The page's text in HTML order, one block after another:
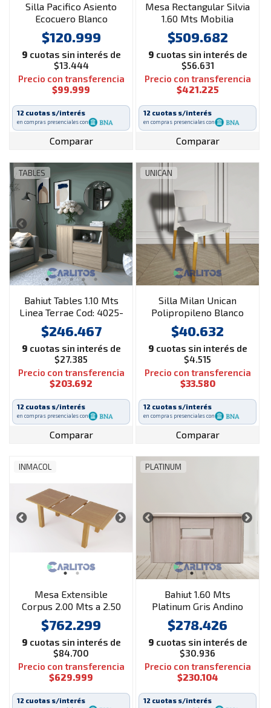
Silla Pacifico Asiento
Ecocuero Blanco
Inmacol Cod: 230 New-
Lustre Miel
$120.999
9 cuotas sin interés de
$13.444
Precio con transferencia
$99.999
12 cuotas s/interés
en compras presenciales con
Comparar
Mesa Rectangular Silvia
1.60 Mts Mobilia
Castagno
$509.682
9 cuotas sin interés de
$56.631
Precio con transferencia
$421.225
12 cuotas s/interés
en compras presenciales con
Comparar
TABLES
Bahiut Tables 1.10 Mts
Linea Terrae Cod: 4025-
Ccg-Cocobolo-Gris C.
$246.467
9 cuotas sin interés de
$27.385
Precio con transferencia
$203.692
12 cuotas s/interés
en compras presenciales con
Comparar
UNICAN
Silla Milan Unican
Polipropileno Blanco
$40.632
9 cuotas sin interés de
$4.515
Precio con transferencia
$33.580
12 cuotas s/interés
en compras presenciales con
Comparar
INMACOL
Mesa Extensible
Corpus 2.00 Mts a 2.50
Mts Inmacol Miel
$762.299
9 cuotas sin interés de
$84.700
Precio con transferencia
$629.999
12 cuotas s/interés
PLATINUM
Bahiut 1.60 Mts
Platinum Gris Andino
$278.426
9 cuotas sin interés de
$30.936
Precio con transferencia
$230.104
12 cuotas s/interés